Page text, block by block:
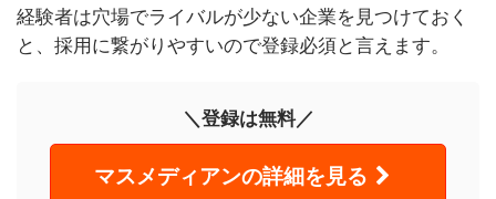
経験者は穴場でライバルが少ない企業を見つけておく
と、採用に繋がりやすいので登録必須と言えます。
＼登録は無料／
マスメディアンの詳細を見る